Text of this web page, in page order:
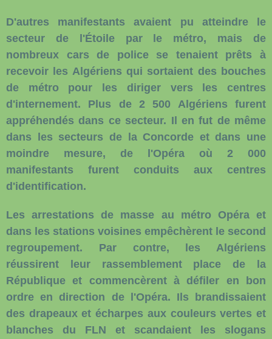
D'autres manifestants avaient pu atteindre le
secteur de l'Étoile par le métro, mais de
nombreux cars de police se tenaient prêts à
recevoir les Algériens qui sortaient des bouches
de métro pour les diriger vers les centres
d'internement. Plus de 2 500 Algériens furent
appréhendés dans ce secteur. Il en fut de même
dans les secteurs de la Concorde et dans une
moindre mesure, de l'Opéra où 2 000
manifestants furent conduits aux centres
d'identification.
Les arrestations de masse au métro Opéra et
dans les stations voisines empêchèrent le second
regroupement. Par contre, les Algériens
réussirent leur rassemblement place de la
République et commencèrent à défiler en bon
ordre en direction de l'Opéra. Ils brandissaient
des drapeaux et écharpes aux couleurs vertes et
blanches du FLN et scandaient les slogans